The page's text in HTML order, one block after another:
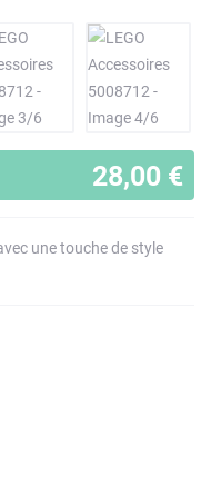
28,00 €
une touche de style